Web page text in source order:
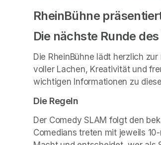
RheinBühne
Die nächste Runde
Die RheinBühne lädt herzlich
voller Lachen, Kreativität und
wichtigen Informationen zu
Die Regeln
Der Comedy SLAM folgt den
Comedians treten mit jeweils